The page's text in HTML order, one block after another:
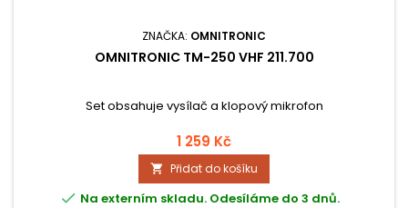
ZNAČKA: OMNITRONIC
OMNITRONIC TM-250 VHF 211.700
Set obsahuje vysílač a klopový mikrofon
1 259 Kč
 Přidat do košíku
 Na externím skladu. Odesíláme do 3 dnů.